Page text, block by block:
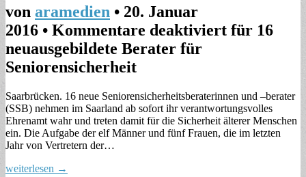
von aramedien • 20. Januar
2016 • Kommentare deaktiviert für 16
neuausgebildete Berater für
Seniorensicherheit
Saarbrücken. 16 neue Seniorensicherheitsberaterinnen und –berater
(SSB) nehmen im Saarland ab sofort ihr verantwortungsvolles
Ehrenamt wahr und treten damit für die Sicherheit älterer Menschen
ein. Die Aufgabe der elf Männer und fünf Frauen, die im letzten
Jahr von Vertretern der…
weiterlesen →